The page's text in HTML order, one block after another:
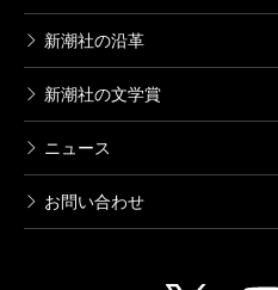
新潮社の沿革
新潮社の文学賞
ニュース
お問い合わせ